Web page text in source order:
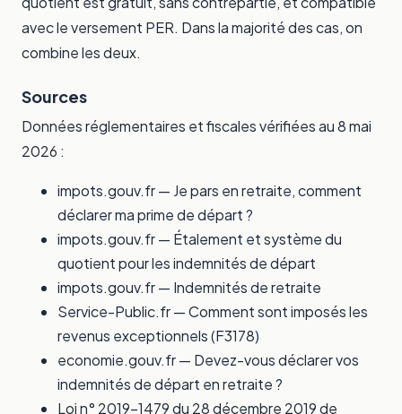
avec le versement PER. Dans la majorité des cas, on
combine les deux.
Sources
Données réglementaires et fiscales vérifiées au 8 mai
2026 :
impots.gouv.fr — Je pars en retraite, comment
déclarer ma prime de départ ?
impots.gouv.fr — Étalement et système du
quotient pour les indemnités de départ
impots.gouv.fr — Indemnités de retraite
Service-Public.fr — Comment sont imposés les
revenus exceptionnels (F3178)
economie.gouv.fr — Devez-vous déclarer vos
indemnités de départ en retraite ?
Loi n° 2019-1479 du 28 décembre 2019 de